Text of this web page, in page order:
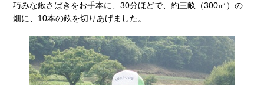
巧みな鍬さばきをお手本に、30分ほどで、約三畝（300㎡）の
畑に、10本の畝を切りあげました。